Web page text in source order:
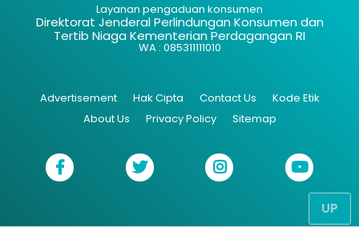
UP
Layanan pengaduan konsumen
Direktorat Jenderal Perlindungan Konsumen dan
Tertib Niaga Kementerian Perdagangan RI
WA : 085311111010
Advertisement Hak Cipta Contact Us
Kode Etik
About Us
Privacy Policy Sitemap